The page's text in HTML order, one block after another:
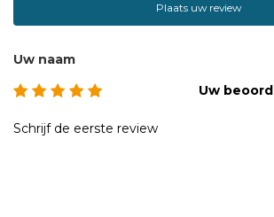
Een praktische gids met concrete
te onthaasten
Plaats uw review
Uw naam
Uw
Schrijf de eerste review